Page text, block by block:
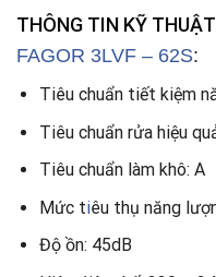
THÔNG TIN KỸ THUẬT
FAGOR 3LVF – 62S:
Tiêu chuẩn tiết kiệm
Tiêu chuẩn rửa hiệu
Tiêu chuẩn làm khô: A
Mức tiêu thụ năng
Độ ồn: 45dB